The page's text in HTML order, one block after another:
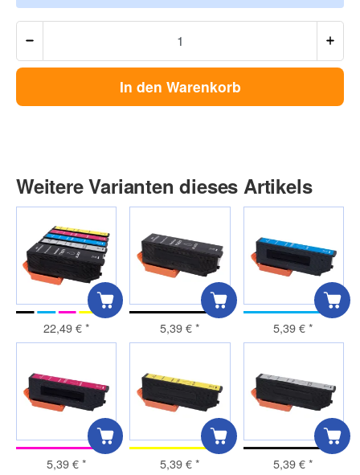
In den Warenkorb
Weitere Varianten dieses Artikels
22,49 €* 5,39 €* 5,39 €*
5,39 €* 5,39 €* 5,39 €*